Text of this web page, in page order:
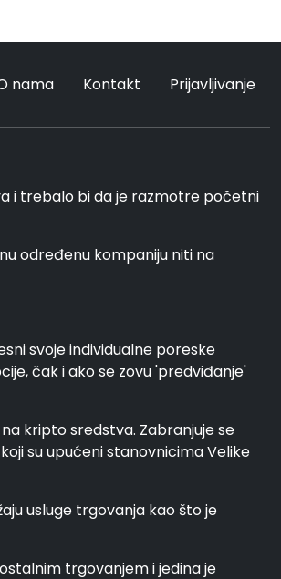
nama Kontakt Prijavljivanje
i trebalo bi da je razmotre početni
određenu kompaniju niti na
svoje individualne poreske
čak i ako se zovu 'predviđanje'
kripto sredstva. Zabranjuje se
su upućeni stanovnicima Velike
usluge trgovanja kao što je
trgovanjem i jedina je